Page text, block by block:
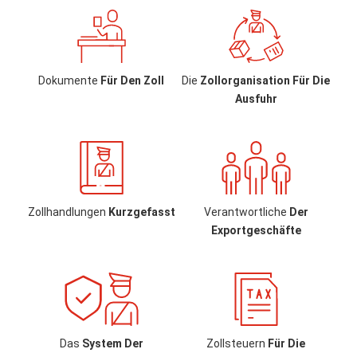
Dokumente Für Den Zoll Die Zollorganisation Für Die
Ausfuhr
Zollhandlungen Kurzgefasst Verantwortliche Der
Exportgeschäfte
Das System Der
Zollsteuern Für Die